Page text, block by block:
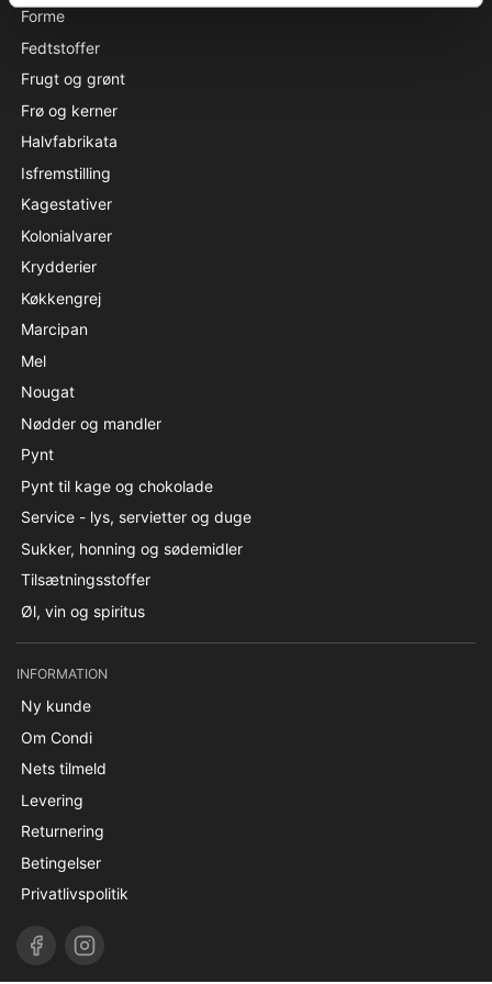
Forme
Fedtstoffer
Frugt og grønt
Frø og kerner
Halvfabrikata
Isfremstilling
Kagestativer
Kolonialvarer
Krydderier
Køkkengrej
Marcipan
Mel
Nougat
Nødder og mandler
Pynt
Pynt til kage og chokolade
Service - lys, servietter og duge
Sukker, honning og sødemidler
Tilsætningsstoffer
Øl, vin og spiritus
INFORMATION
Ny kunde
Om Condi
Nets tilmeld
Levering
Returnering
Betingelser
Privatlivspolitik